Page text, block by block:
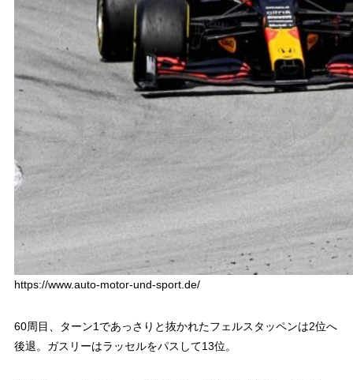
https://www.auto-motor-und-sport.de/
60周目、ターン1であっさりと抜かれたフェルスタッペンは2位へ
後退。ガスリーはラッセルをパスして13位。